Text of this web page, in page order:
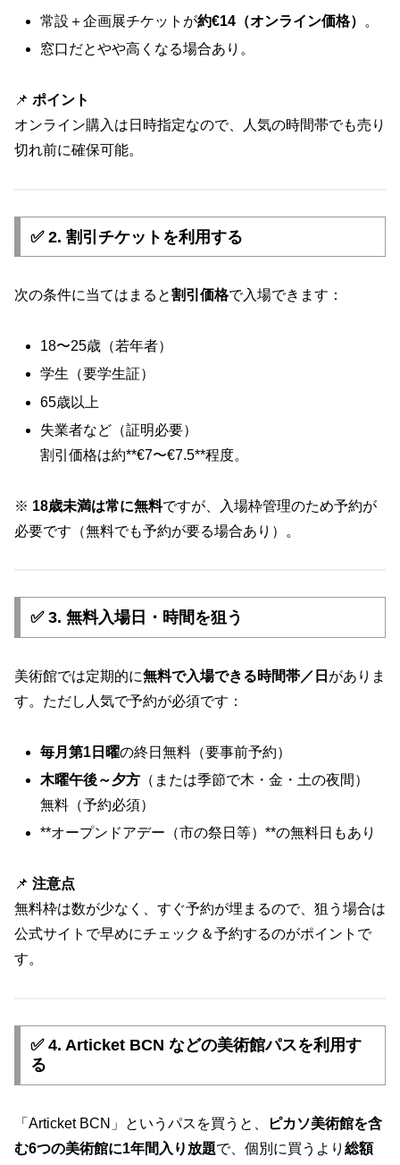
常設＋企画展チケットが約€14（オンライン価格）
。
窓口だとやや高くなる場合あり。
📌 ポイント
オンライン購入は日時指定なので、人気の時間帯でも売り
切れ前に確保可能。
✅ 2. 割引チケットを利用する
次の条件に当てはまると割引価格で入場できます：
18〜25歳（若年者）
学生（要学生証）
65歳以上
失業者など（証明必要）
割引価格は約**€7〜€7.5**程度。
※ 18歳未満は常に無料ですが、入場枠管理のため予約が
必要です（無料でも予約が要る場合あり）。
✅ 3. 無料入場日・時間を狙う
美術館では定期的に無料で入場できる時間帯／日 がありま
す。ただし人気で予約が必須です：
毎月第1日曜の終日無料（要事前予約）
木曜午後～夕方 （または季節で木・金・土の夜間）
無料（予約必須）
**オープンドアデー（市の祭日等）**の無料日もあり
📌 注意点
無料枠は数が少なく、すぐ予約が埋まるので、狙う場合は
公式サイトで早めにチェック＆予約するのがポイントで
す。
✅ 4. Articket BCN などの美術館パスを利用す
る
「Articket BCN」というパスを買うと、
ピカソ美術館を含
む6つの美術館に1年間入り放題で、個別に買うより 総額